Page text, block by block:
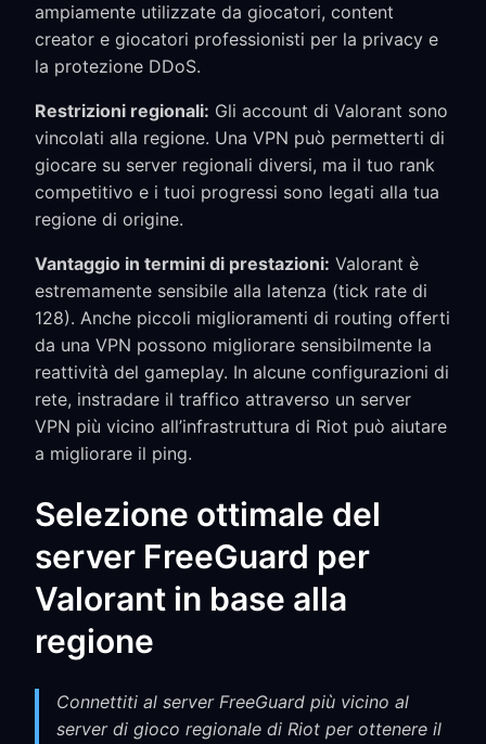
ampiamente utilizzate da giocatori, content
creator e giocatori professionisti per la privacy e
la protezione DDoS.
Restrizioni regionali: Gli account di Valorant sono
vincolati alla regione. Una VPN può permetterti di
giocare su server regionali diversi, ma il tuo rank
competitivo e i tuoi progressi sono legati alla tua
regione di origine.
Vantaggio in termini di prestazioni: Valorant è
estremamente sensibile alla latenza (tick rate di
128). Anche piccoli miglioramenti di routing offerti
da una VPN possono migliorare sensibilmente la
reattività del gameplay. In alcune configurazioni di
rete, instradare il traffico attraverso un server
VPN più vicino all’infrastruttura di Riot può aiutare
a migliorare il ping.
Selezione ottimale del
server FreeGuard per
Valorant in base alla
regione
Connettiti al server FreeGuard più vicino al
server di gioco regionale di Riot per ottenere il